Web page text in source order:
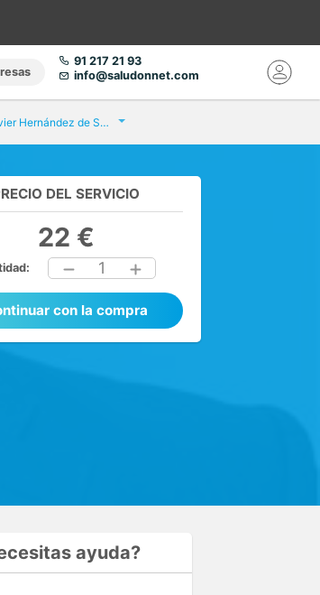
91 217 21 93
info@saludonnet.com
Francisco Javier Hernández de Sande y de Prada
DEL SERVICIO
22 €
1
con la compra
ayuda?